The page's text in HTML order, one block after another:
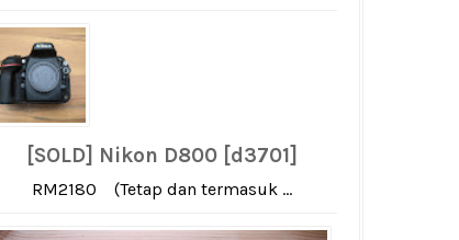
[SOLD] Nikon D800 [d3701]
RM2180 (Tetap dan termasuk ...